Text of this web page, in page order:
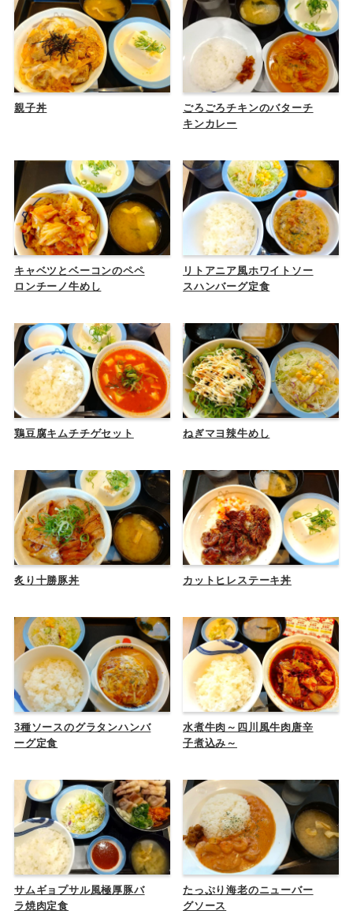
親子丼
ごろごろチキンのバターチ
キンカレー
キャベツとベーコンのペペ
ロンチーノ牛めし
リトアニア風ホワイトソー
スハンバーグ定食
鶏豆腐キムチチゲセット ねぎマヨ辣牛めし
炙り十勝豚丼 カットヒレステーキ丼
3種ソースのグラタンハンバ
ーグ定食
水煮牛肉～四川風牛肉唐辛
子煮込み～
サムギョプサル風極厚豚バ
ラ焼肉定食
たっぷり海老のニューバー
グソース